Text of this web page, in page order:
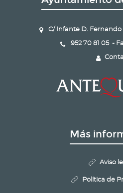
C/ Infante D.
952 70 81 05 -
Más
Aviso
Política de